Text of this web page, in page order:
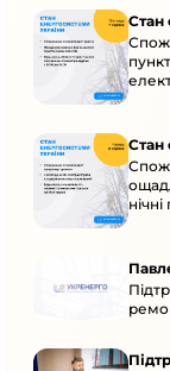
Стан
Стан